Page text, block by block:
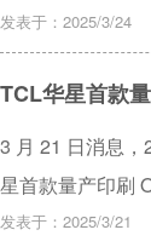
元化和快速发展
2.5亿片。这一增
发表于：2025/3/24
TCL华星首款
3 月 21 日消息
星首款量产印刷
发表于：2025/3/21